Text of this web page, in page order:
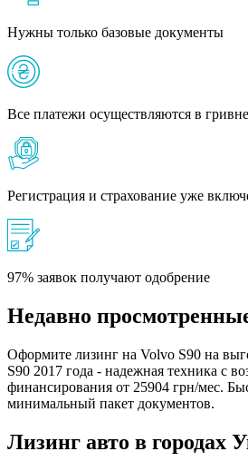
Нужны только базовые документы
Все платежи осуществляются в гривне
Регистрация и страхование уже
97% заявок получают одобрение
Недавно
Оформите лизинг на Volvo S90 на
S90 2017 года - надежная техника с
финансирования от 25904 грн/мес.
минимальный пакет документов.
Лизинг авто в городах